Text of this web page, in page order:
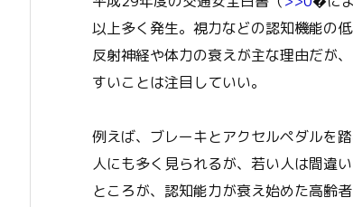
以上多く発生。視力などの認知機能の低
反射神経や体力の衰えが主な理由だが
すいことは注目していい。
例えば、ブレーキとアクセルペダルを
人にも多く見られるが、若い人は間違
ところが、認知能力が衰え始めた高齢